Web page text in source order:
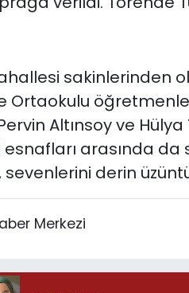
sakinlerinden
Ortaokulu
Altınsoy ve Hülya
esnafları arasında
sevenlerini derin
Merkezi